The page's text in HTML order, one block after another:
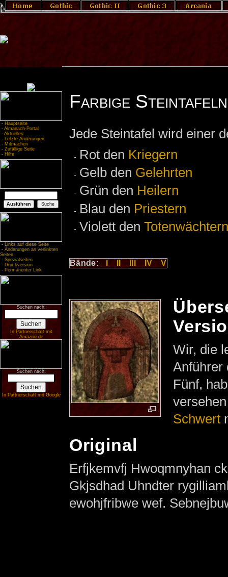
- Hauptseite
- Almanach-Portal
- Aktuelles
- Letzte Änderungen
- Mitmachen
- Zufällige Seite
- Hilfe
- Links auf diese Seite
- Änderungen an verlinkten
Seiten
- Spezialseiten
- Druckversion
- Permanenter Link
Suchen nach:
In Partnerschaft mit
Amazon.de
Suchen nach:
In Partnerschaft mit Google
Farbige
Jede Steintafel wird einer
Rot den Kriegern
Gelb den Gelehrten
Grün den Heilern
Blau den Priestern
Violett den Totenwächtern
Bände: IV V
Wir, die
Anführer
Fünf,
Schwert
Original
Erfjkemvfj Hwoqmnyhan
Gkjsdhad Uhndter
ewohjfribwe wef.